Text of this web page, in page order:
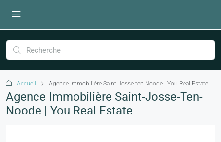
Accueil Agence Immobilière Saint-Josse-ten-Noode | You Real Estate
Agence Immobilière Saint-Josse-Ten-
Noode | You Real Estate